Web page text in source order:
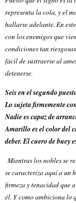
representa la cola, y el
hallarse adelante. En
con los enemigos que
condiciones tan
fácil de sustraerse al
detenerse.
Seis en el segundo
Lo sujeta firmemente
Nadie es capaz de
Amarillo es el color del
deber.El cuero de buey
Mientras los nobles se
se caracteriza aquí a un
firmeza y tenacidad que
él. Y como ambiciona lo